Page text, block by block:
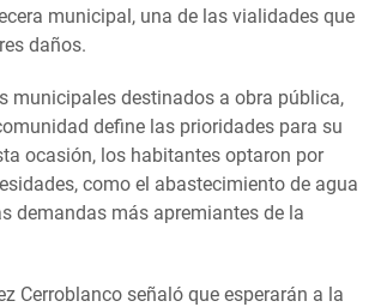
municipal, una de las vialidades que
daños.
municipales destinados a obra pública,
define las prioridades para su
ocasión, los habitantes optaron por
como el abastecimiento de agua
demandas más apremiantes de la
Cerroblanco señaló que esperarán a la